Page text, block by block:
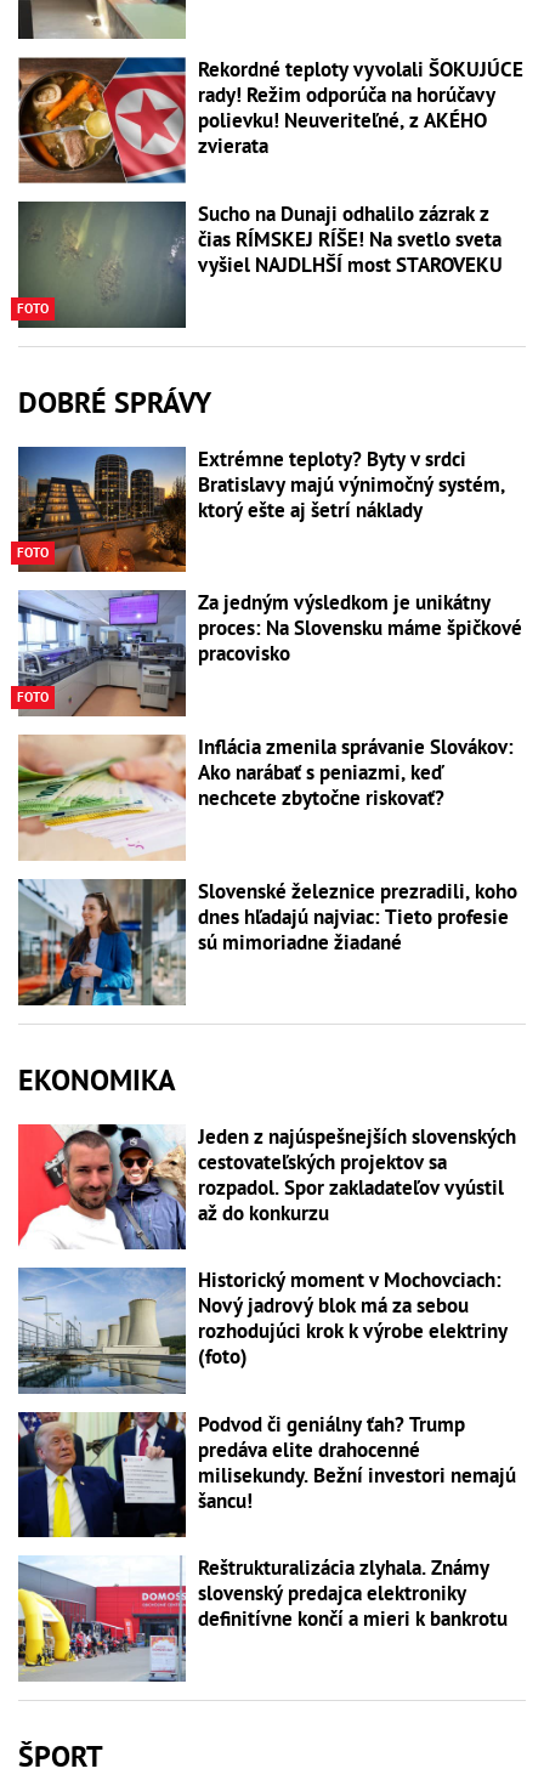
Rekordné teploty vyvolali ŠOKUJÚCE
rady! Režim odporúča na horúčavy
polievku! Neuveriteľné, z AKÉHO
zvierata
FOTO
Sucho na Dunaji odhalilo zázrak z
čias RÍMSKEJ RÍŠE! Na svetlo sveta
vyšiel NAJDLHŠÍ most STAROVEKU
DOBRÉ SPRÁVY
FOTO
Extrémne teploty? Byty v srdci
Bratislavy majú výnimočný systém,
ktorý ešte aj šetrí náklady
FOTO
Za jedným výsledkom je unikátny
proces: Na Slovensku máme špičkové
pracovisko
Inflácia zmenila správanie Slovákov:
Ako narábať s peniazmi, keď
nechcete zbytočne riskovať?
Slovenské železnice prezradili, koho
dnes hľadajú najviac: Tieto profesie
sú mimoriadne žiadané
EKONOMIKA
Jeden z najúspešnejších slovenských
cestovateľských projektov sa
rozpadol. Spor zakladateľov vyústil
až do konkurzu
Historický moment v Mochovciach:
Nový jadrový blok má za sebou
rozhodujúci krok k výrobe elektriny
(foto)
Podvod či geniálny ťah? Trump
predáva elite drahocenné
milisekundy. Bežní investori nemajú
šancu!
Reštrukturalizácia zlyhala. Známy
slovenský predajca elektroniky
definitívne končí a mieri k bankrotu
ŠPORT